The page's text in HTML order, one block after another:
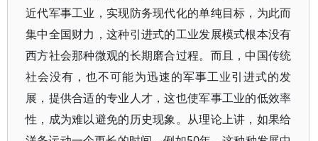
近代军事工业，实现防务现代化的单纯目标，为此而
集中全国财力，这种引进式的工业发展模式根本没有
西方社会那种微观的长期磨合过程。而且，中国传统
社会没有，也不可能为迅速的军事工业引进式的发
展，提供合适的专业人才，这也使军事工业的低效率
性，成为难以避免的历史现象。从理论上讲，如果给